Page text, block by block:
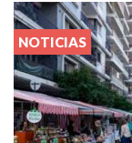
NOTICIAS